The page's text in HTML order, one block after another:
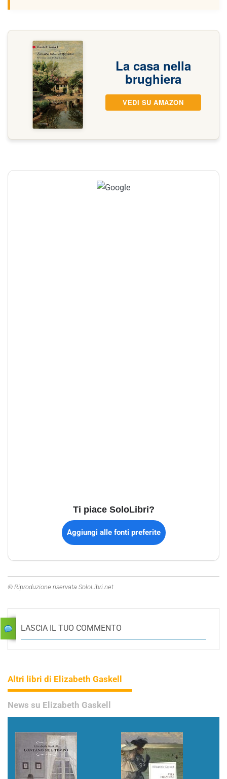
La casa nella
brughiera
VEDI SU AMAZON
Ti piace SoloLibri?
Aggiungi alle fonti preferite
© Riproduzione riservata SoloLibri.net
LASCIA IL TUO COMMENTO
Altri libri di Elizabeth Gaskell
News su Elizabeth Gaskell